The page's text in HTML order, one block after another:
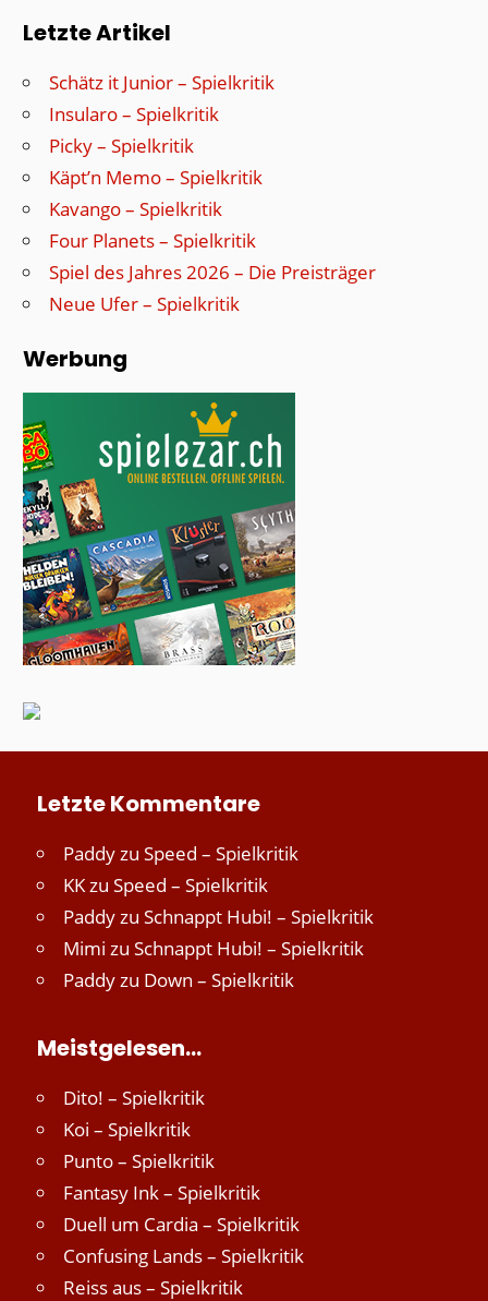
Letzte Artikel
Schätz it Junior – Spielkritik
Insularo – Spielkritik
Picky – Spielkritik
Käpt’n Memo – Spielkritik
Kavango – Spielkritik
Four Planets – Spielkritik
Spiel des Jahres 2026 – Die Preisträger
Neue Ufer – Spielkritik
Werbung
Letzte Kommentare
Paddyzu Speed – Spielkritik
KKzu Speed – Spielkritik
Paddyzu Schnappt Hubi! – Spielkritik
Mimi zu Schnappt Hubi! – Spielkritik
Paddyzu Down – Spielkritik
Meistgelesen…
Dito! – Spielkritik
Koi – Spielkritik
Punto – Spielkritik
Fantasy Ink – Spielkritik
Duell um Cardia – Spielkritik
Confusing Lands – Spielkritik
Reiss aus – Spielkritik